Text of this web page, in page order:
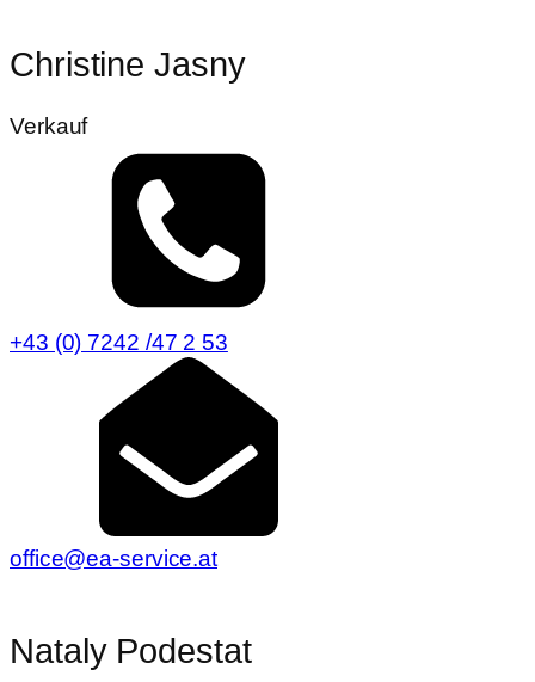
Christine Jasny
Verkauf
+43 (0) 7242 /47 2 53
office@ea-service.at
Nataly Podestat